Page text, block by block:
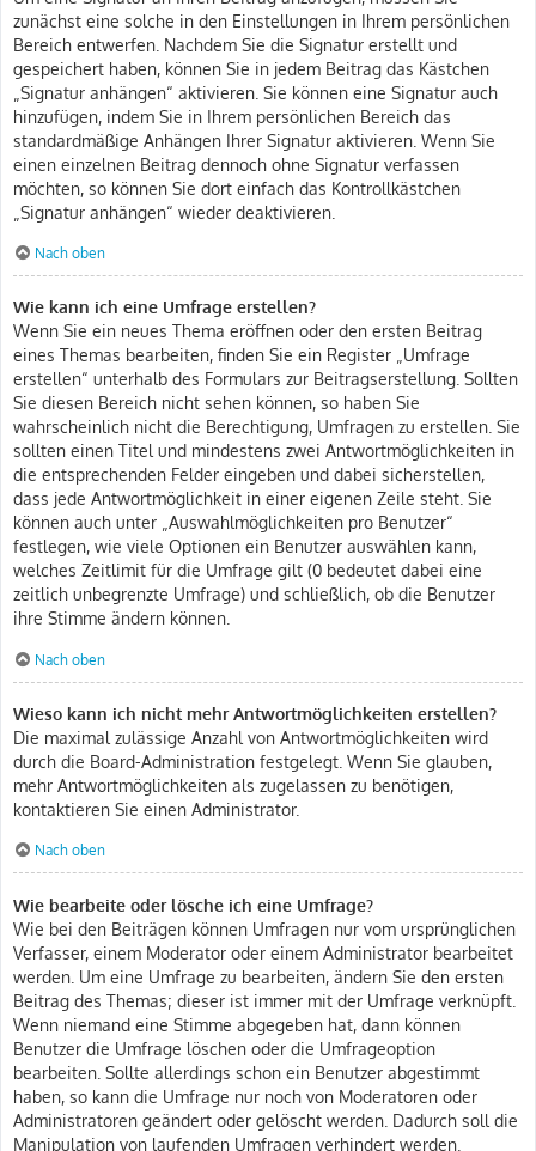
zunächst eine solche in den Einstellungen in Ihrem persönlichen
Bereich entwerfen. Nachdem Sie die Signatur erstellt und
gespeichert haben, können Sie in jedem Beitrag das Kästchen
„Signatur anhängen“ aktivieren. Sie können eine Signatur auch
hinzufügen, indem Sie in Ihrem persönlichen Bereich das
standardmäßige Anhängen Ihrer Signatur aktivieren. Wenn Sie
einen einzelnen Beitrag dennoch ohne Signatur verfassen
möchten, so können Sie dort einfach das Kontrollkästchen
„Signatur anhängen“ wieder deaktivieren.
Nach oben
Wie kann ich eine Umfrage erstellen?
Wenn Sie ein neues Thema eröffnen oder den ersten Beitrag
eines Themas bearbeiten, finden Sie ein Register „Umfrage
erstellen“ unterhalb des Formulars zur Beitragserstellung. Sollten
Sie diesen Bereich nicht sehen können, so haben Sie
wahrscheinlich nicht die Berechtigung, Umfragen zu erstellen. Sie
sollten einen Titel und mindestens zwei Antwortmöglichkeiten in
die entsprechenden Felder eingeben und dabei sicherstellen,
dass jede Antwortmöglichkeit in einer eigenen Zeile steht. Sie
können auch unter „Auswahlmöglichkeiten pro Benutzer“
festlegen, wie viele Optionen ein Benutzer auswählen kann,
welches Zeitlimit für die Umfrage gilt (0 bedeutet dabei eine
zeitlich unbegrenzte Umfrage) und schließlich, ob die Benutzer
ihre Stimme ändern können.
Nach oben
Wieso kann ich nicht mehr Antwortmöglichkeiten erstellen?
Die maximal zulässige Anzahl von Antwortmöglichkeiten wird
durch die Board-Administration festgelegt. Wenn Sie glauben,
mehr Antwortmöglichkeiten als zugelassen zu benötigen,
kontaktieren Sie einen Administrator.
Nach oben
Wie bearbeite oder lösche ich eine Umfrage?
Wie bei den Beiträgen können Umfragen nur vom ursprünglichen
Verfasser, einem Moderator oder einem Administrator bearbeitet
werden. Um eine Umfrage zu bearbeiten, ändern Sie den ersten
Beitrag des Themas; dieser ist immer mit der Umfrage verknüpft.
Wenn niemand eine Stimme abgegeben hat, dann können
Benutzer die Umfrage löschen oder die Umfrageoption
bearbeiten. Sollte allerdings schon ein Benutzer abgestimmt
haben, so kann die Umfrage nur noch von Moderatoren oder
Administratoren geändert oder gelöscht werden. Dadurch soll die
Manipulation von laufenden Umfragen verhindert werden.